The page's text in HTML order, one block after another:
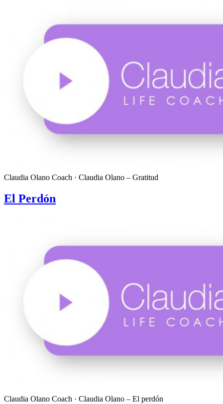
Claudia Olano Coach · Claudia Olano – Gratitud
El Perdón
Claudia Olano Coach · Claudia Olano – El perdón